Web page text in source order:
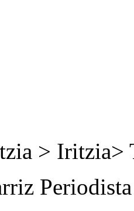
> Iritzia>
Periodista